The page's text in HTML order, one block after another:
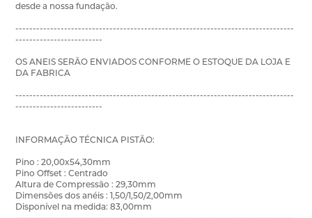
desde a nossa fundação.
--------------------------------------------------------------------------------
-------------------------
OS ANEIS SERÃO ENVIADOS CONFORME O ESTOQUE DA LOJA E
DA FABRICA
--------------------------------------------------------------------------------
-------------------------
INFORMAÇÃO TÉCNICA PISTÃO:
Pino : 20,00x54,30mm
Pino Offset : Centrado
Altura de Compressão : 29,30mm
Dimensões dos anéis : 1,50/1,50/2,00mm
Disponível na medida: 83,00mm